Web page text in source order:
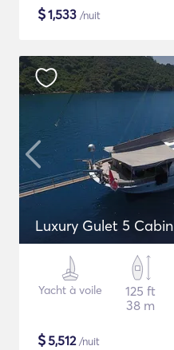
$1,533 /nuit
Luxury Gulet 5 Cabin
Yacht à voile
125 ft
38 m
$5,512/nuit